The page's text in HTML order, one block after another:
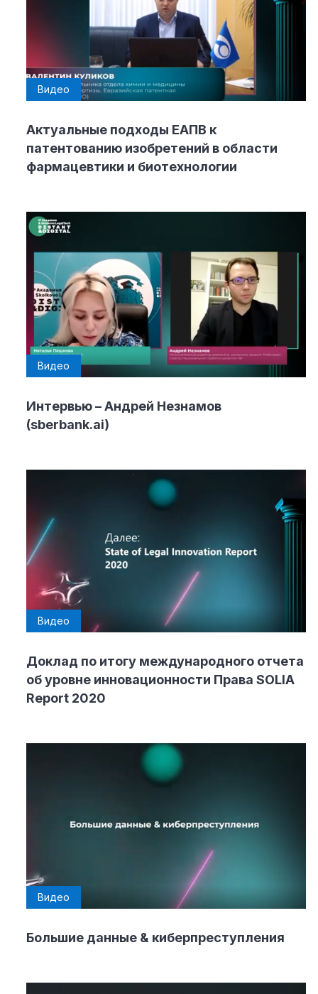
Видео
Актуальные подходы ЕАПВ к
патентованию изобретений в области
фармацевтики и биотехнологии
Видео
Интервью – Андрей Незнамов
(sberbank.ai)
Видео
Доклад по итогу международного отчета
об уровне инновационности Права SOLIA
Report 2020
Видео
Большие данные & киберпреступления